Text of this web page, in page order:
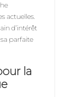
actuelles.
d’intérêt
parfaite
la